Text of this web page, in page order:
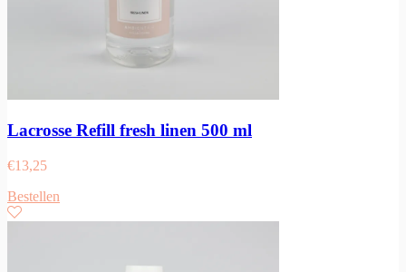
Lacrosse Refill fresh linen 500 ml
€13,25
Bestellen